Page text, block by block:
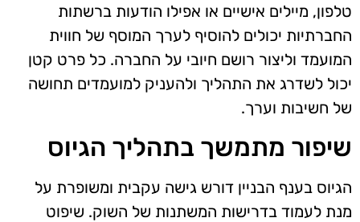
טלפון, מיילים אישיים או אפילו הודעות ברשתות
החברתיות יכולים להוסיף לערך המוסף של חווית
המועמד וליצור רושם חיובי על החברה. כל פרט קטן
יכול לשדרג את התהליך ולהעניק למועמדים תחושה
של חשיבות וערך.
שיפור מתמשך בתהליך הגיוס
הגיוס בענף הבניין דורש גישה עקבית ומשופרת על
מנת לעמוד בדרישות המשתנות של השוק. שיפוט